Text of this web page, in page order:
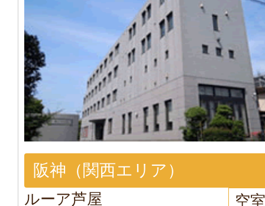
阪神（関西エリア）
ルーア芦屋 空